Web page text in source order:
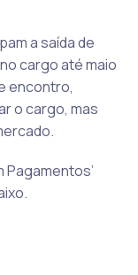
a saída de
cargo até maio
encontro,
o cargo, mas
Pagamentos’